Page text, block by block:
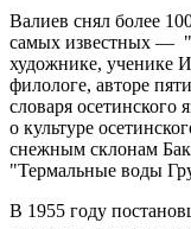
Валиев снял более
самых известных —
художнике, ученике
филологе, авторе
словаря
о культуре
снежным склонам
"Термальные воды
В 1955 году